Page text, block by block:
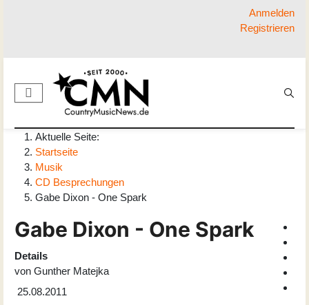
Anmelden
Registrieren
Aktuelle Seite:
Startseite
Musik
CD Besprechungen
Gabe Dixon - One Spark
Gabe Dixon - One Spark
Details
von Gunther Matejka
25.08.2011